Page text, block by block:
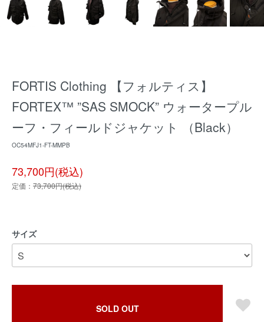
FORTIS Clothing 【フォルティス】
FORTEX™ ”SAS SMOCK” ウォータープル
ーフ・フィールドジャケット （Black）
OC54MFJ1-FT-MMPB
73,700円(税込)
定価： 73,700円(税込)
サイズ
SOLD OUT